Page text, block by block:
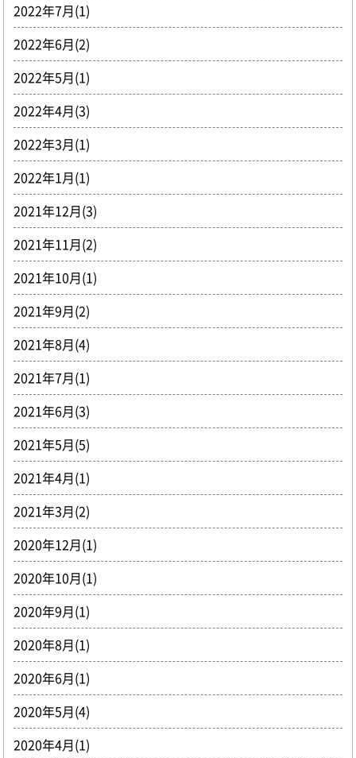
2022年7月(1)
2022年6月(2)
2022年5月(1)
2022年4月(3)
2022年3月(1)
2022年1月(1)
2021年12月(3)
2021年11月(2)
2021年10月(1)
2021年9月(2)
2021年8月(4)
2021年7月(1)
2021年6月(3)
2021年5月(5)
2021年4月(1)
2021年3月(2)
2020年12月(1)
2020年10月(1)
2020年9月(1)
2020年8月(1)
2020年6月(1)
2020年5月(4)
2020年4月(1)